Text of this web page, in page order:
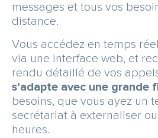
messages et tous vos
distance.
Vous accédez en temps
via une interface web, et
rendu détaillé de vos
s’adapte avec une grande
besoins, que vous ayez un
secrétariat à externaliser
heures.